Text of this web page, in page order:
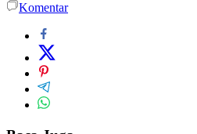
Komentar